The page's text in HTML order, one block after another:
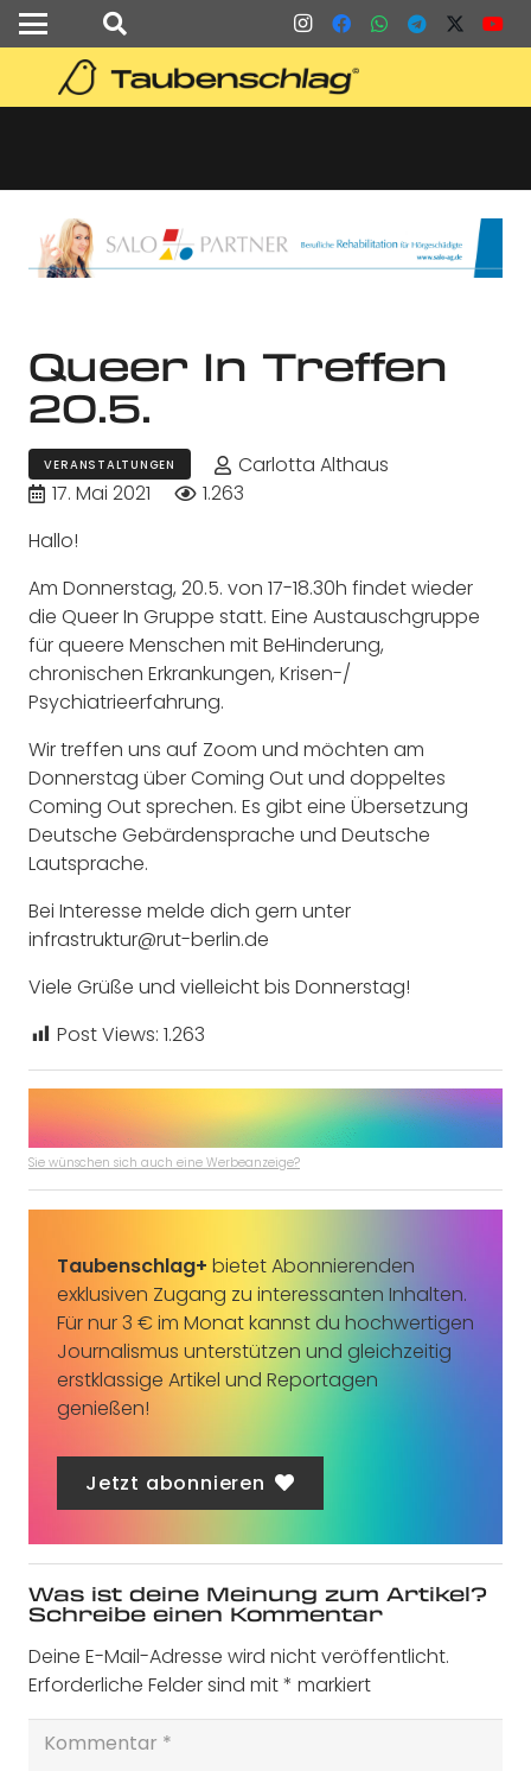
Queer In Treffen
20.5.
VERANSTALTUNGEN
Carlotta Althaus
17. Mai 2021
1.263
Hallo!
Am Donnerstag, 20.5. von 17-18.30h findet wieder
die Queer In Gruppe statt. Eine Austauschgruppe
für queere Menschen mit BeHinderung,
chronischen Erkrankungen, Krisen-/
Psychiatrieerfahrung.
Wir treffen uns auf Zoom und möchten am
Donnerstag über Coming Out und doppeltes
Coming Out sprechen. Es gibt eine Übersetzung
Deutsche Gebärdensprache und Deutsche
Lautsprache.
Bei Interesse melde dich gern unter
infrastruktur@rut-berlin.de
Viele Grüße und vielleicht bis Donnerstag!
Post Views: 1.263
Sie wünschen sich auch eine Werbeanzeige?
Taubenschlag+ bietet Abonnierenden
exklusiven Zugang zu interessanten Inhalten.
Für nur 3 € im Monat kannst du hochwertigen
Journalismus unterstützen und gleichzeitig
erstklassige Artikel und Reportagen
genießen!
Jetzt abonnieren
Was ist deine Meinung zum Artikel?
Schreibe einen Kommentar
Deine E-Mail-Adresse wird nicht veröffentlicht.
Erforderliche Felder sind mit* markiert